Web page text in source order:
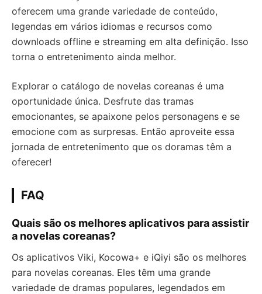
oferecem uma grande variedade de conteúdo,
legendas em vários idiomas e recursos como
downloads offline e streaming em alta definição. Isso
torna o entretenimento ainda melhor.
Explorar o catálogo de novelas coreanas é uma
oportunidade única. Desfrute das tramas
emocionantes, se apaixone pelos personagens e se
emocione com as surpresas. Então aproveite essa
jornada de entretenimento que os doramas têm a
oferecer!
FAQ
Quais são os melhores aplicativos para assistir
a novelas coreanas?
Os aplicativos Viki, Kocowa+ e iQiyi são os melhores
para novelas coreanas. Eles têm uma grande
variedade de dramas populares, legendados em